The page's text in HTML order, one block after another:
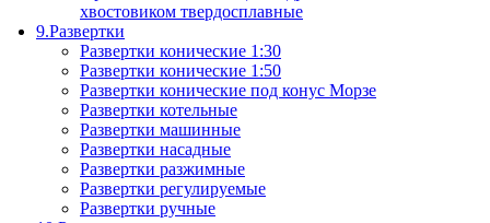
хвостовиком твердосплавные
9.Развертки
Развертки конические 1:30
Развертки конические 1:50
Развертки конические под конус Морзе
Развертки котельные
Развертки машинные
Развертки насадные
Развертки разжимные
Развертки регулируемые
Развертки ручные